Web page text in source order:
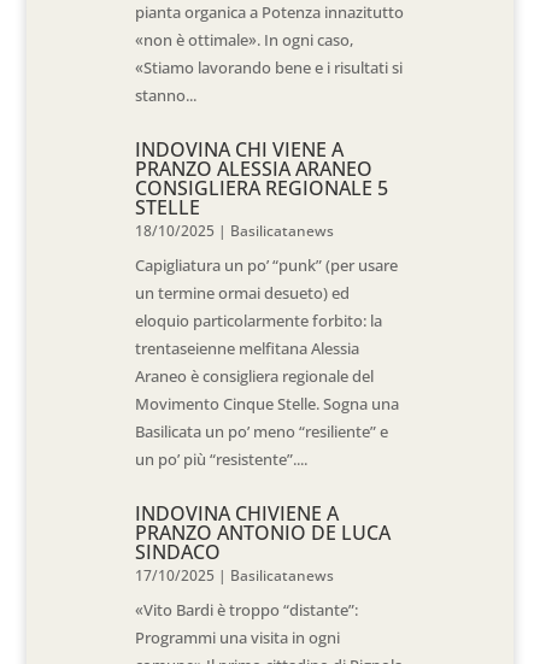
pianta organica a Potenza innazitutto
«non è ottimale». In ogni caso,
«Stiamo lavorando bene e i risultati si
stanno...
INDOVINA CHI VIENE A
PRANZO ALESSIA ARANEO
CONSIGLIERA REGIONALE 5
STELLE
18/10/2025 | Basilicatanews
Capigliatura un po’ “punk” (per usare
un termine ormai desueto) ed
eloquio particolarmente forbito: la
trentaseienne melfitana Alessia
Araneo è consigliera regionale del
Movimento Cinque Stelle. Sogna una
Basilicata un po’ meno “resiliente” e
un po’ più “resistente”....
INDOVINA CHIVIENE A
PRANZO ANTONIO DE LUCA
SINDACO
17/10/2025 | Basilicatanews
«Vito Bardi è troppo “distante”:
Programmi una visita in ogni